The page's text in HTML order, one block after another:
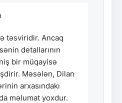
təsviridir. Ancaq
detallarının
bir müqayisə
Məsələn, Dilan
arxasındakı
məlumat yoxdur.